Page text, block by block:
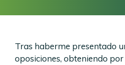
Tras haberme presentado
oposiciones, obteniendo